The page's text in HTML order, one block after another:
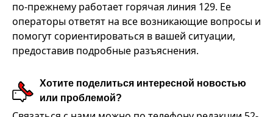
по-прежнему работает горячая линия 129. Ее
операторы ответят на все возникающие вопросы и
помогут сориентироваться в вашей ситуации,
предоставив подробные разъяснения.
Хотите поделиться интересной новостью
или проблемой?